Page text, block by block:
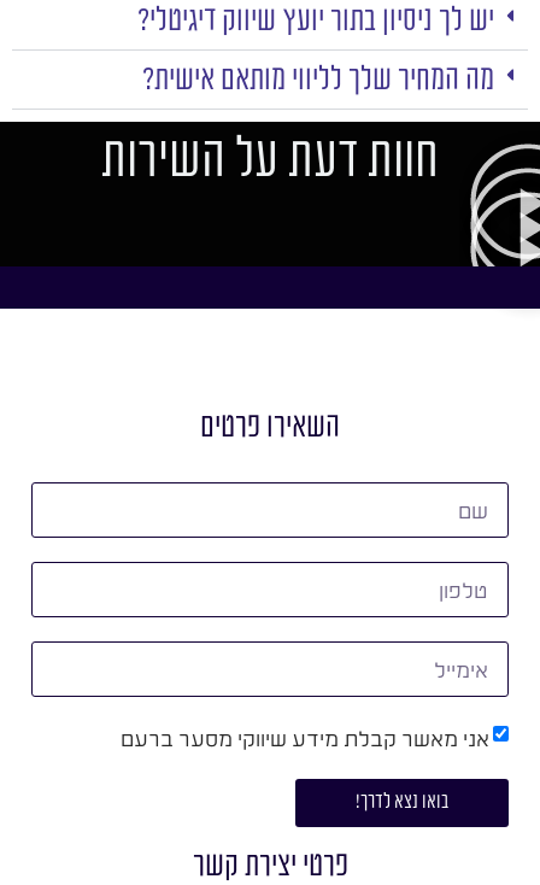
יש לך ניסיון בתור יועץ שיווק דיגיטלי?
מה המחיר שלך לליווי מותאם אישית?
חוות דעת על השירות
השאירו פרטים
אני מאשר קבלת מידע שיווקי מסער ברעם
בואו נצא לדרך!
פרטי יצירת קשר